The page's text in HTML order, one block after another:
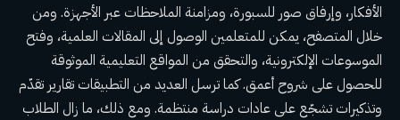
الأفكار، وإرفاق صور للسبورة، ومزامنة الملاحظات عبر الأجهزة. ومن
خلال المتصفح، يمكن للمتعلمين الوصول إلى المقالات العلمية، وفتح
الموسوعات الإلكترونية، والتحقق من المواقع التعليمية الموثوقة
للحصول على شروح أعمق. كما ترسل العديد من التطبيقات تقارير تقدّم
وتذكيرات تشجّع على عادات دراسة منتظمة. ومع ذلك، ما زال الطلاب